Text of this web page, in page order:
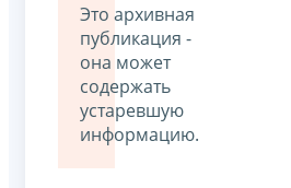
Это архивная
публикация -
она может
содержать
устаревшую
информацию.